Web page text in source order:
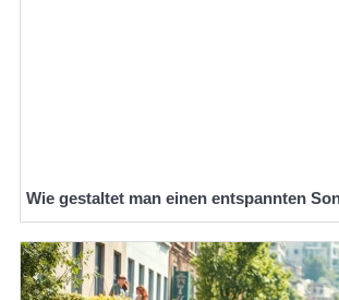
Wie gestaltet man einen entspannten